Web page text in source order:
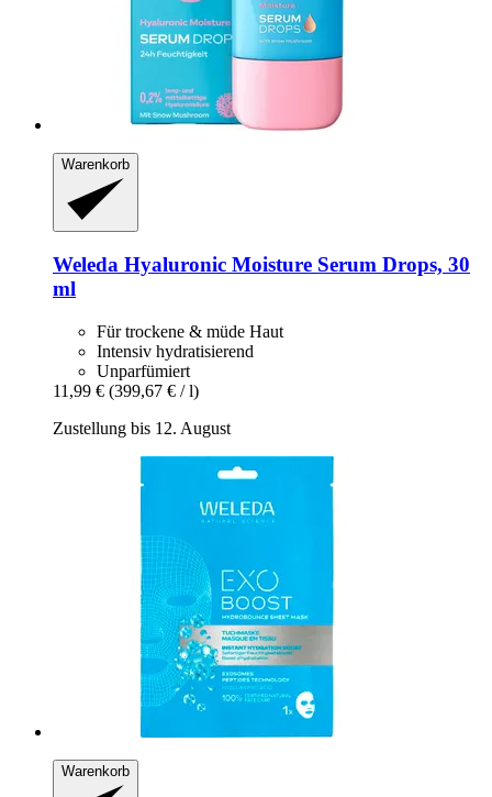
Warenkorb
Weleda Hyaluronic Moisture Serum Drops, 30
ml
Für trockene & müde Haut
Intensiv hydratisierend
Unparfümiert
11,99 € (399,67 € / l)
Zustellung bis 12. August
Warenkorb